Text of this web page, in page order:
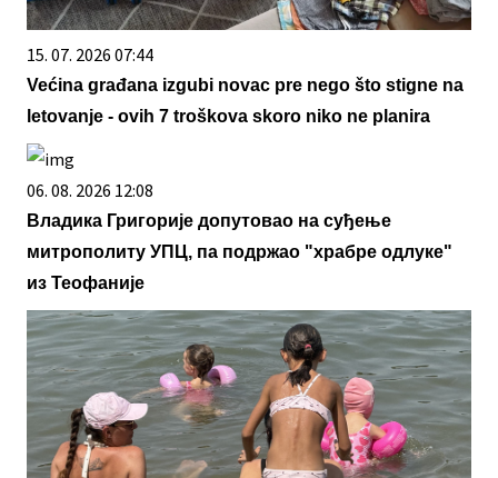
15. 07. 2026 07:44
Većina građana izgubi novac pre nego što stigne na
letovanje - ovih 7 troškova skoro niko ne planira
06. 08. 2026 12:08
Владика Григорије допутовао на суђење
митрополиту УПЦ, па подржао "храбре одлуке"
из Теофаније